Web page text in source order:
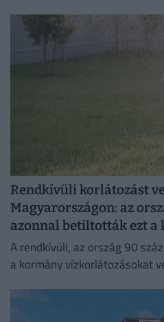
Rendkívüli korlátozást
Magyarországon: az
azonnal betiltották ezt a
A rendkívüli, az ország 90
a kormány vízkorlátozásokat
biztosítása érdekében.